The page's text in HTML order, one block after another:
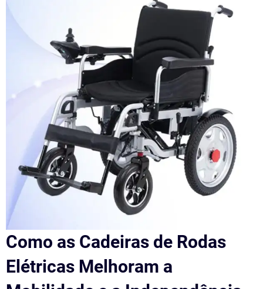
Como as Cadeiras de Rodas
Elétricas Melhoram a